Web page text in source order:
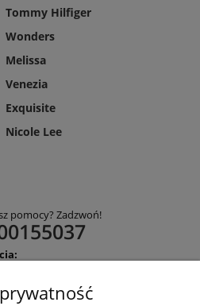
Tommy Hilfiger
Wonders
Melissa
Venezia
Exquisite
Nicole Lee
pomocy? Zadzwoń!